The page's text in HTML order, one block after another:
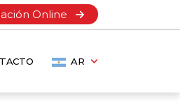
Online
AR